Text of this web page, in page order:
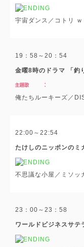
宇宙ダンス／コトリ
19：58～20：54
金曜8時のドラマ 「釣
俺たちルーキーズ／
22:00～22:54
たけしのニッポンのミ
不思議な小屋／ミソッ
23：00～23：58
ワールドビジネスサテ